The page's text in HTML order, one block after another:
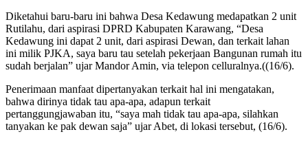
Diketahui baru-baru ini bahwa Desa Kedawung medapatkan 2 unit
Rutilahu, dari aspirasi DPRD Kabupaten Karawang, “Desa
Kedawung ini dapat 2 unit, dari aspirasi Dewan, dan terkait lahan
ini milik PJKA, saya baru tau setelah pekerjaan Bangunan rumah itu
sudah berjalan” ujar Mandor Amin, via telepon celluralnya.((16/6).
Penerimaan manfaat dipertanyakan terkait hal ini mengatakan,
bahwa dirinya tidak tau apa-apa, adapun terkait
pertanggungjawaban itu, “saya mah tidak tau apa-apa, silahkan
tanyakan ke pak dewan saja” ujar Abet, di lokasi tersebut, (16/6).